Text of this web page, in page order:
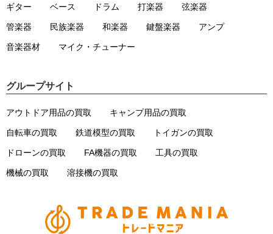
ギター ベース ドラム 打楽器 弦楽器
管楽器 民族楽器 和楽器 鍵盤楽器 アンプ
音楽器材 マイク・チューナー
グループサイト
アウトドア用品の買取 キャンプ用品の買取
自転車の買取 鉄道模型の買取 トイガンの買取
ドローンの買取 FA機器の買取 工具の買取
機械の買取 溶接機の買取